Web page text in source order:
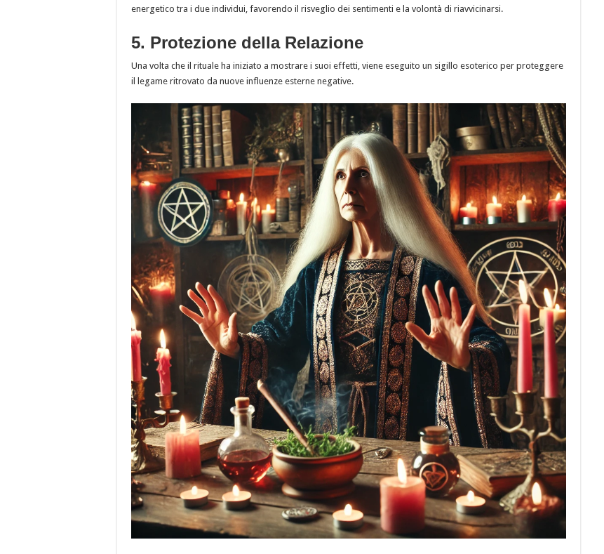
energetico tra i due individui, favorendo il risveglio dei sentimenti e la volontà di riavvicinarsi.
5. Protezione della Relazione
Una volta che il rituale ha iniziato a mostrare i suoi effetti, viene eseguito un sigillo esoterico per proteggere
il legame ritrovato da nuove influenze esterne negative.